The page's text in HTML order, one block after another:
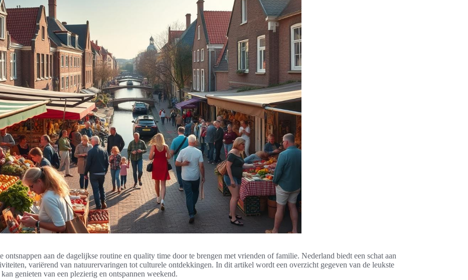
ontsnappen aan de dagelijkse routine en quality time door te brengen met vrienden of familie. Nederland biedt een schat aan
variërend van natuurervaringen tot culturele ontdekkingen. In dit artikel wordt een overzicht gegeven van de leukste
genieten van een plezierig en ontspannen weekend.